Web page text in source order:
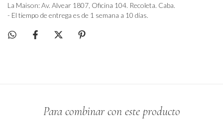
La Maison: Av. Alvear 1807, Oficina 104. Recoleta. Caba.
- El tiempo de entrega es de 1 semana a 10 días.
Para combinar con este producto